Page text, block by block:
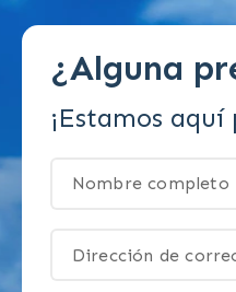
¿Alguna
¡Estamos